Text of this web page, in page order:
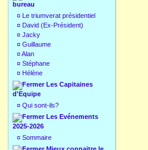
bureau
¤ Le triumverat présidentiel
¤ David (Ex-Président)
¤ Jacky
¤ Guillaume
¤Alan
¤ Stéphane
¤ Hélène
Les Capitaines
d'Equipe
¤ Qui sont-ils?
Les Evénements
2025-2026
¤ Sommaire